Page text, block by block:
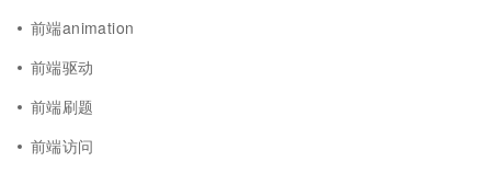
前端animation
前端驱动
前端刷题
前端访问